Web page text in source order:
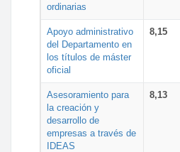
ordinarias
Apoyo administrativo
del Departamento en
los títulos de máster
oficial
8,15
Asesoramiento para
la creación y
desarrollo de
empresas a través de
IDEAS
8,13